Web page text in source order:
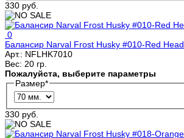
330 руб.
0
Балансир Narval Frost Husky #010-Red Head
Арт.: NFLHK7010
Вес: 20 гр.
Пожалуйста, выберите параметры
Размер*
330 руб.